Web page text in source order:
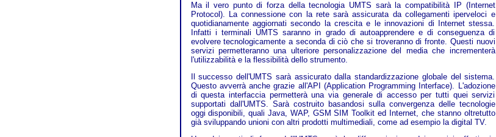
Ma il vero punto di forza della tecnologia UMTS sarà la compatibilità IP (Internet
Protocol). La connessione con la rete sarà assicurata da collegamenti iperveloci e
quotidianamente aggiornati secondo la crescita e le innovazioni di Internet stessa.
Infatti i terminali UMTS saranno in grado di autoapprendere e di conseguenza di
evolvere tecnologicamente a seconda di ciò che si troveranno di fronte. Questi nuovi
servizi permetteranno una ulteriore personalizzazione del media che incrementerà
l'utilizzabilità e la flessibilità dello strumento.
Il successo dell'UMTS sarà assicurato dalla standardizzazione globale del sistema.
Questo avverrà anche grazie all'API (Application Programming Interface). L'adozione
di questa interfaccia permetterà una via generale di accesso per tutti quei servizi
supportati dall'UMTS. Sarà costruito basandosi sulla convergenza delle tecnologie
oggi disponibili, quali Java, WAP, GSM SIM Toolkit ed Internet, che stanno oltretutto
già sviluppando unioni con altri prodotti multimediali, come ad esempio la digital TV.